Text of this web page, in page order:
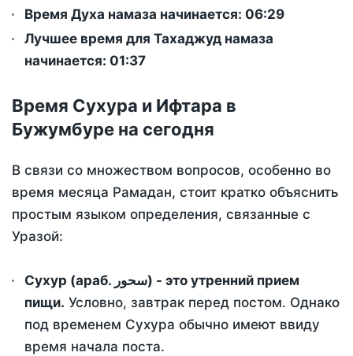
Время Духа намаза начинается: 06:29
Лучшее время для Тахаджуд намаза
начинается: 01:37
Время Сухура и Ифтара в
Бужумбуре на сегодня
В связи со множеством вопросов, особенно во
время месяца Рамадан, стоит кратко объяснить
простым языком определения, связанные с
Уразой:
Сухур (араб. سحور) - это утренний прием
пищи. Условно, завтрак перед постом. Однако
под временем Сухура обычно имеют ввиду
время начала поста.